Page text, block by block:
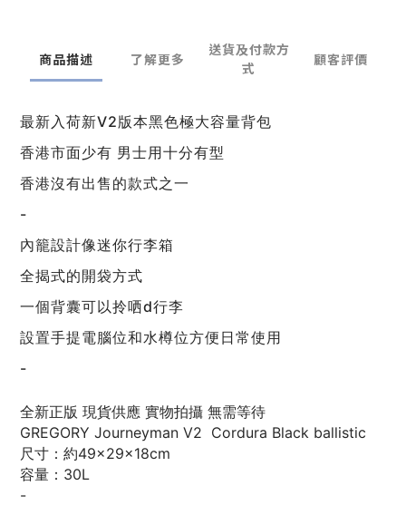
商品描述 了解更多
送貨及付款方
式
顧客評價
最新入荷新V2版本黑色極大容量背包
香港市面少有 男士用十分有型
香港沒有出售的款式之一
-
內籠設計像迷你行李箱
全揭式的開袋方式
一個背囊可以拎哂d行李
設置手提電腦位和水樽位方便日常使用
-
全新正版 現貨供應 實物拍攝 無需等待
GREGORY Journeyman V2 Cordura Black ballistic
尺寸：約49×29×18cm
容量：30L
-